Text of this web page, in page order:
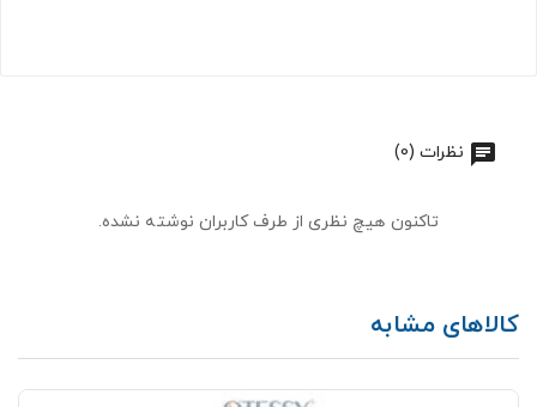
نظرات (0)
تاکنون هیچ نظری از طرف کاربران نوشته نشده.
کالاهای مشابه